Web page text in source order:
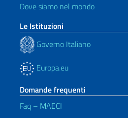
Dove siamo nel mondo
Le Istituzioni
Governo Italiano
Europa.eu
Domande frequenti
Faq – MAECI